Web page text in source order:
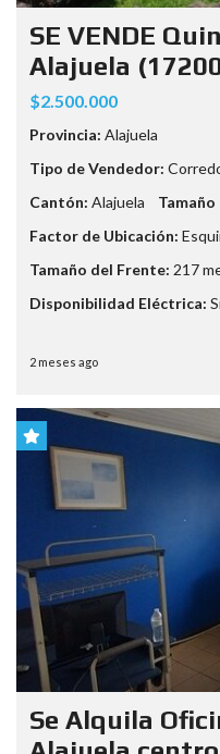
SE VENDE
Alajuela
$2.500.000
Provincia: Alajuela
Tipo de Vendedor:
Cantón: Alajuela
Factor de Ubicación:
Tamaño del Frente: 217
Disponibilidad Eléctrica:
2 meses ago
Se Alquila